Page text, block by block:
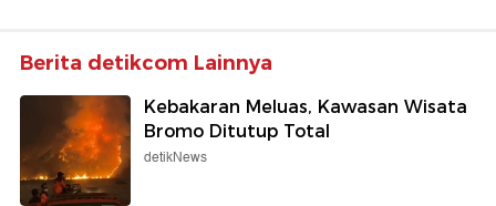
Berita detikcom Lainnya
Kebakaran Meluas, Kawasan Wisata
Bromo Ditutup Total
detikNews